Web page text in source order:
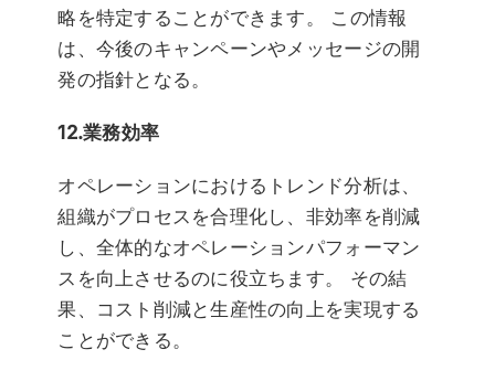
略を特定することができます。 この情報
は、今後のキャンペーンやメッセージの開
発の指針となる。
12.業務効率
オペレーションにおけるトレンド分析は、
組織がプロセスを合理化し、非効率を削減
し、全体的なオペレーションパフォーマン
スを向上させるのに役立ちます。 その結
果、コスト削減と生産性の向上を実現する
ことができる。